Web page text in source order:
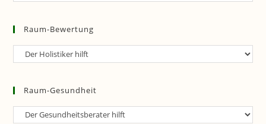
Raum-Bewertung
Raum-
Raum-Gesundheit
Raum-